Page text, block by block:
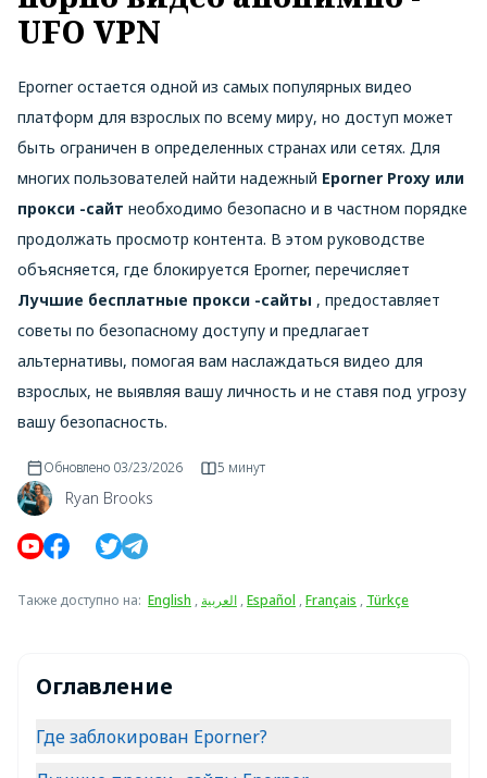
UFO VPN
Eporner остается одной из самых популярных видео
платформ для взрослых по всему миру, но доступ может
быть ограничен в определенных странах или сетях. Для
многих пользователей найти надежный Eporner Proxy или
прокси -сайт необходимо безопасно и в частном порядке
продолжать просмотр контента. В этом руководстве
объясняется, где блокируется Eporner, перечисляет
Лучшие бесплатные прокси -сайты , предоставляет
советы по безопасному доступу и предлагает
альтернативы, помогая вам наслаждаться видео для
взрослых, не выявляя вашу личность и не ставя под угрозу
вашу безопасность.
Ryan Brooks
Обновлено 03/23/2026 5 минут
Также доступно на: English , العربية ,Español ,Français , Türkçe
Оглавление
Где заблокирован Eporner?